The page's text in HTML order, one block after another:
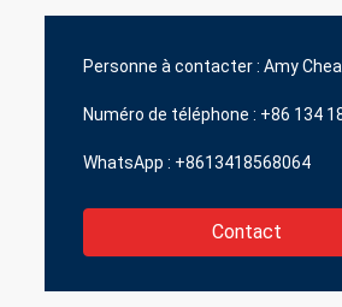
Personne à contacter : Amy
Numéro de téléphone : +86 134
WhatsApp : +8613418568064
Contact